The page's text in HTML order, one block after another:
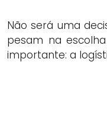
Não será uma
pesam na
importante: a